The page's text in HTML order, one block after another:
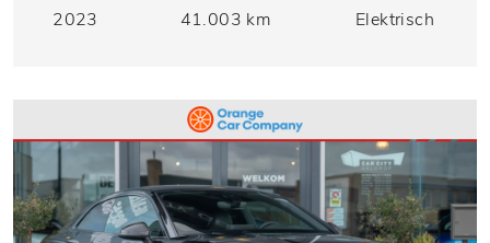
2023 41.003 km Elektrisch